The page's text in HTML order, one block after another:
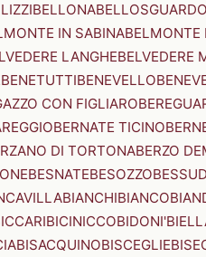
BELLONABELLOSGUARDO
IN SABINABELMONTE
LANGHEBELVEDERE
BENETUTTIBENEVELLO
CON FIGLIARO
BERNATE TICINO
DI TORTONABERZO
BESNATEBESOZZO
BIANCHIBIANCO
BICINICCOBIDONI'
BISACQUINOBISCEGLIE